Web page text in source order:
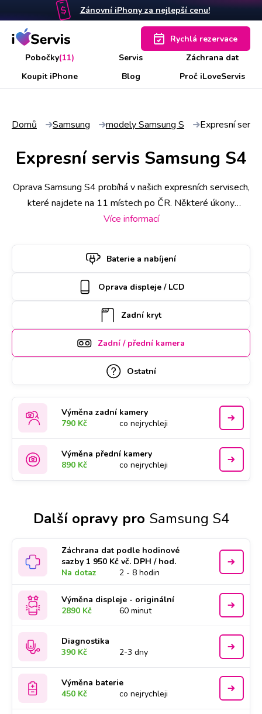
Zánovní iPhony za nejlepší cenu!
Pobočky(11) Servis
Záchrana dat
Koupit iPhone
Blog Proč iLoveServis
Rychlá rezervace
Domů Samsung modely Samsung S Expresní
Expresní servis Samsung S4
Oprava Samsung S4 probíhá v našich expresních servisech,
které najdete na 11 místech po ČR. Některé úkony
stihneme už do 30 minut, náročnější však zaberou i pár
termín a hodinu online. Samsung S4 k opravě si u vás také
může vyzvednout náš kurýr, který vám ho poté zaveze
zpět. Kvalitu práce podtrhujeme doživotní zárukou a za díly
ručíme nadstandardně 2 roky.
Více informací
Baterie a nabíjení
Oprava displeje / LCD
Zadní kryt
Zadní / přední kamera
Ostatní
Výměna zadní kamery
790 Kč
co nejrychleji
Výměna přední kamery
890 Kč
co nejrychleji
Další opravy pro Samsung S4
Záchrana dat podle hodinové
sazby 1 950 Kč vč. DPH / hod.
Na dotaz
2 - 8 hodin
Výměna displeje - originální
2890 Kč
60 minut
Diagnostika
390 Kč
2-3 dny
Výměna baterie
450 Kč
co nejrychleji